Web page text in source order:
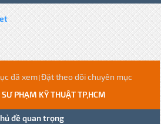
đã xem| Đặt theo dõi chuyên mục
PHẠM KỸ THUẬT TP,HCM
đề quan trọng